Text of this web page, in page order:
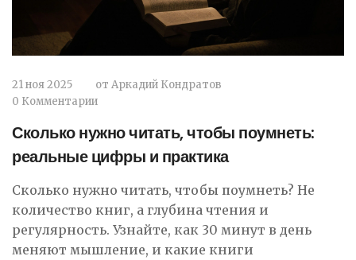
21 ноя 2025 от Аркадий Кондратов
0 Комментарии
Сколько нужно читать, чтобы поумнеть:
реальные цифры и практика
Сколько нужно читать, чтобы поумнеть? Не
количество книг, а глубина чтения и
регулярность. Узнайте, как 30 минут в день
меняют мышление, и какие книги